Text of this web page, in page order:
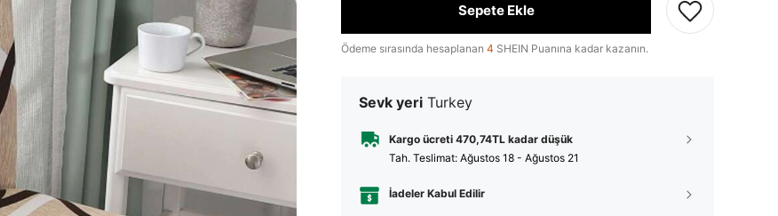
Sepete Ekle
Ödeme sırasında hesaplanan 4 SHEIN Puanına kadar kazanın.
Sevk yeri Turkey
Kargo ücreti 470,74TL kadar düşük
Tah. Teslimat: Ağustos 18 - Ağustos 21
İadeler Kabul Edilir